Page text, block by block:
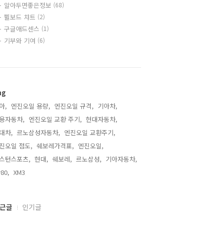
알아두면좋은정보 (68)
쀨보드 챠트 (2)
구글애드센스 (1)
기부와 기여 (6)
, 엔진오일 용량, 엔진오일 규격, 기아차,
자동차, 엔진오일 교환 주기, 현대자동차,
차, 르노삼성자동차, 엔진오일 교환주기,
오일 점도, 쉐보레가격표, 엔진오일,
턴스포츠, 현대, 쉐보레, 르노삼성, 기아자동차,
XM3,
글 인기글